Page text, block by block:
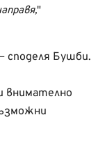
– споделя Бушби.
внимателно